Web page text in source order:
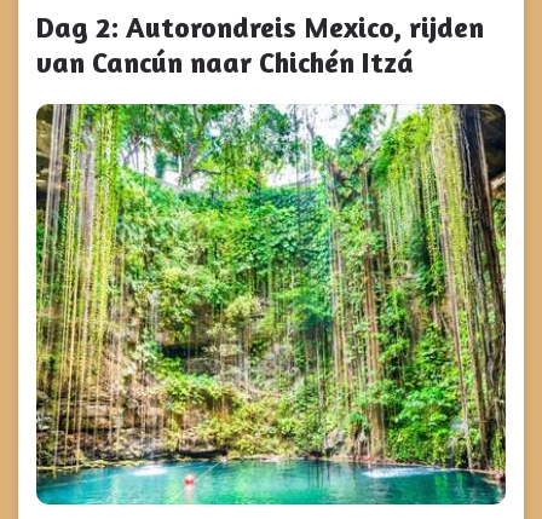
Dag 2: Autorondreis Mexico, rijden
van Cancún naar Chichén Itzá